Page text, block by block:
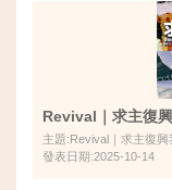
Revival｜求主復
主題:Revival｜求主復
發表日期:2025-10-14